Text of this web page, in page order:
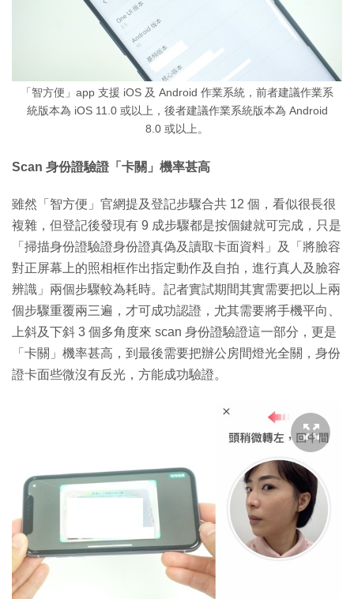
「智方便」app 支援 iOS 及 Android 作業系統，前者建議作業系
統版本為 iOS 11.0 或以上，後者建議作業系統版本為 Android
8.0 或以上。
Scan 身份證驗證「卡關」機率甚高
雖然「智方便」官網提及登記步驟合共 12 個，看似很長很
複雜，但登記後發現有 9 成步驟都是按個鍵就可完成，只是
「掃描身份證驗證身份證真偽及讀取卡面資料」及「將臉容
對正屏幕上的照相框作出指定動作及自拍，進行真人及臉容
辨識」兩個步驟較為耗時。記者實試期間其實需要把以上兩
個步驟重覆兩三遍，才可成功認證，尤其需要將手機平向、
上斜及下斜 3 個多角度來 scan 身份證驗證這一部分，更是
「卡關」機率甚高，到最後需要把辦公房間燈光全關，身份
證卡面些微沒有反光，方能成功驗證。